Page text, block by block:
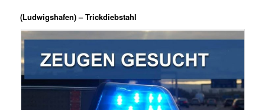
(Ludwigshafen) – Trickdiebstahl